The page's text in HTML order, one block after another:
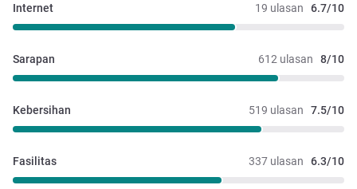
19 ulasan 6.7/10
Internet
612 ulasan 8/10
Sarapan
519 ulasan 7.5/10
Kebersihan
337 ulasan 6.3/10
Fasilitas